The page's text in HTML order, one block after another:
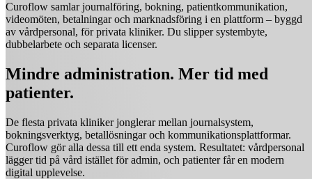
Curoflow samlar journalföring, bokning, patientkommunikation,
videomöten, betalningar och marknadsföring i en plattform – byggd
av vårdpersonal, för privata kliniker. Du slipper systembyte,
dubbelarbete och separata licenser.
Mindre administration. Mer tid med
patienter.
De flesta privata kliniker jonglerar mellan journalsystem,
bokningsverktyg, betallösningar och kommunikationsplattformar.
Curoflow gör alla dessa till ett enda system. Resultatet: vårdpersonal
lägger tid på vård istället för admin, och patienter får en modern
digital upplevelse.